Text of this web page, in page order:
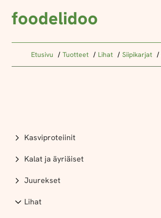
foodelidoo
Etusivu Tuotteet Lihat Siipikarjat
Kasviproteiinit
Kalat ja äyriäiset
Juurekset
Lihat